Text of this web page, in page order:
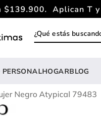
¿Qué estás
HOGARBLOG
Negro Atypical 79483